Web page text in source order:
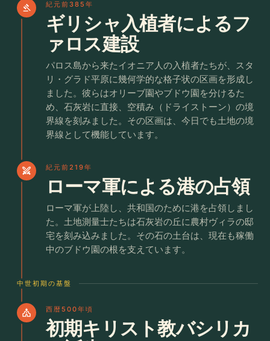
gavel 紀元前385年
ギリシャ入植者によるフ
ァロス建設
パロス島から来たイオニア人の入植者たちが、スタ
リ・グラド平原に幾何学的な格子状の区画を形成し
ました。彼らはオリーブ園やブドウ園を分けるた
め、石灰岩に直接、空積み（ドライストーン）の境
界線を刻みました。その区画は、今日でも土地の境
界線として機能しています。
swords 紀元前219年
ローマ軍による港の占領
ローマ軍が上陸し、共和国のために港を占領しまし
た。土地測量士たちは石灰岩の丘に農村ヴィラの邸
宅を刻み込みました。その石の土台は、現在も稼働
中のブドウ園の根を支えています。
中世初期の基盤
church 西暦500年頃
初期キリスト教バシリカ